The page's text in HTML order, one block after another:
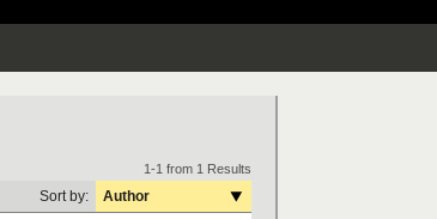
1-1 from 1 Results
Sort by: Author